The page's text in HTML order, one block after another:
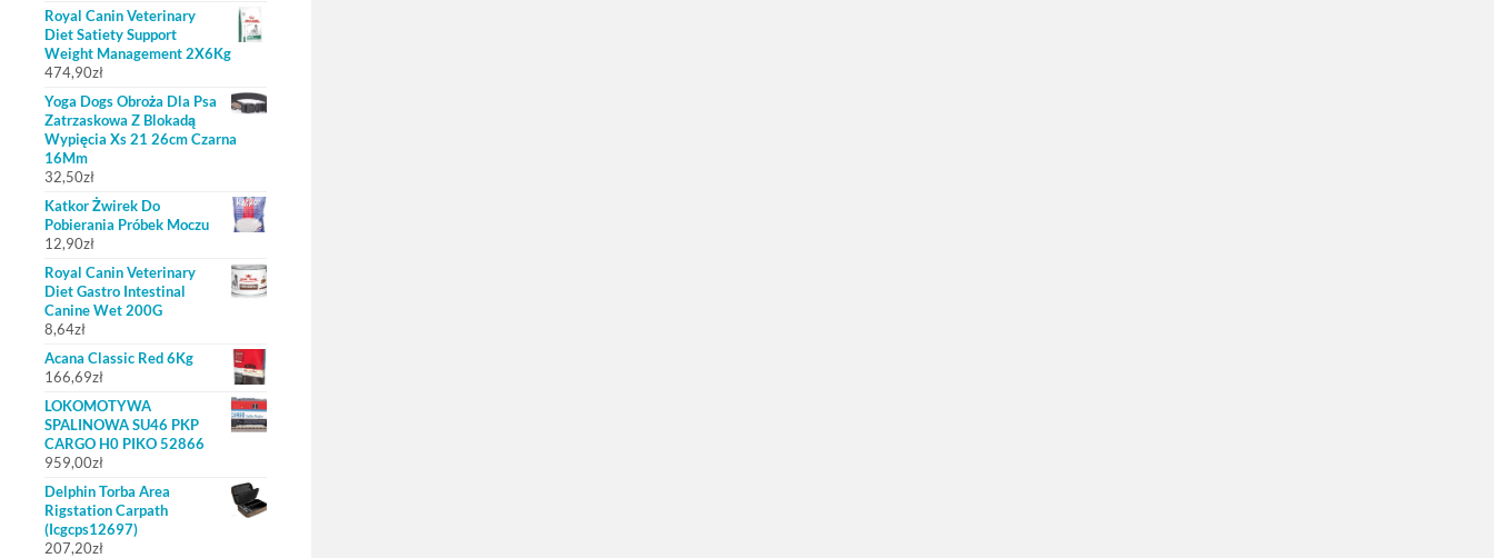
Royal Canin Veterinary
Diet Satiety Support
Weight Management 2X6Kg
474,90zł
Yoga Dogs Obroża Dla Psa
Zatrzaskowa Z Blokadą
Wypięcia Xs 21 26cm Czarna
16Mm
32,50zł
Katkor Żwirek Do
Pobierania Próbek Moczu
12,90zł
Royal Canin Veterinary
Diet Gastro Intestinal
Canine Wet 200G
8,64zł
Acana Classic Red 6Kg
166,69zł
LOKOMOTYWA
SPALINOWA SU46 PKP
CARGO H0 PIKO 52866
959,00zł
Delphin Torba Area
Rigstation Carpath
(Icgcps12697)
207,20zł